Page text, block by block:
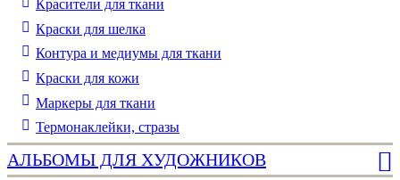
Красители для ткани
Краски для шелка
Контура и медиумы для ткани
Краски для кожи
Маркеры для ткани
Термонаклейки, стразы
АЛЬБОМЫ ДЛЯ ХУДОЖНИКОВ